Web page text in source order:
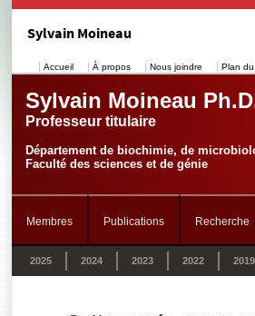
Sylvain Moineau
Accueil À propos Nous joindre Plan du
Sylvain Moineau
Professeur titulaire
Département de biochimie, de
Faculté des sciences et de génie
Membres Publications Recherche
2025 2024 2023 2022 2019